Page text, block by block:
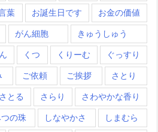
葉 お誕生日です お金の価値
がん細胞 きゅうしゅう
くつ くりーむ ぐっすり
ご依頼 ご挨拶 さとり
さとる さらり さわやかな香り
の珠 しなやかさ しまむら